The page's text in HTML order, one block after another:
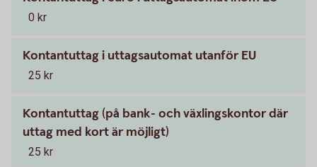
0 kr
Kontantuttag i uttagsautomat utanför EU
25 kr
Kontantuttag (på bank- och växlingskontor där
uttag med kort är möjligt)
25 kr